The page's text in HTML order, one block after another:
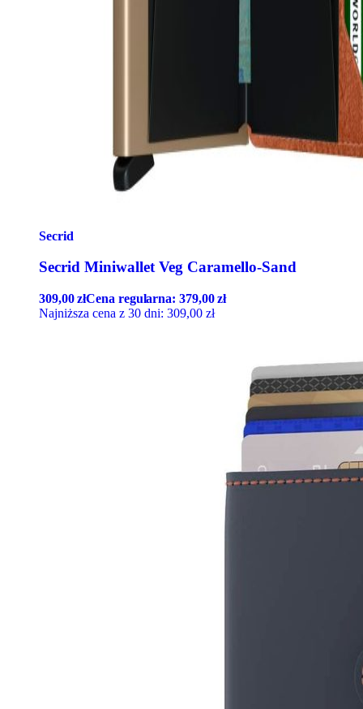
Secrid
Secrid Miniwallet Veg Caramello-Sand
309,00złCena regularna:379,00zł
Najniższa cena z 30 dni: 309,00 zł